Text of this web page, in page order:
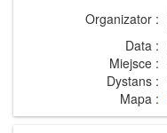
Organizator :
Data :
Miejsce :
Dystans :
Mapa :